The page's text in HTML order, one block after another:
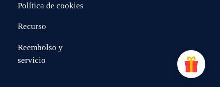
Política de cookies
Recurso
Reembolso y
servicio